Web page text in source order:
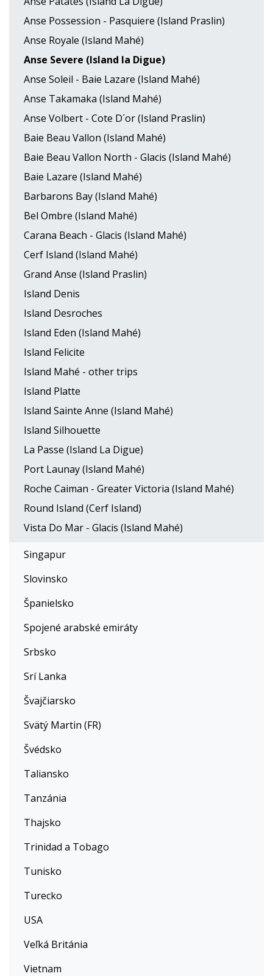
Anse Possession - Pasquiere (Island Praslin)
Anse Royale (Island Mahé)
Anse Severe (Island la Digue)
Anse Soleil - Baie Lazare (Island Mahé)
Anse Takamaka (Island Mahé)
Anse Volbert - Cote D´or (Island Praslin)
Baie Beau Vallon (Island Mahé)
Baie Beau Vallon North - Glacis (Island Mahé)
Baie Lazare (Island Mahé)
Barbarons Bay (Island Mahé)
Bel Ombre (Island Mahé)
Carana Beach - Glacis (Island Mahé)
Cerf Island (Island Mahé)
Grand Anse (Island Praslin)
Island Denis
Island Desroches
Island Eden (Island Mahé)
Island Felicite
Island Mahé - other trips
Island Platte
Island Sainte Anne (Island Mahé)
Island Silhouette
La Passe (Island La Digue)
Port Launay (Island Mahé)
Roche Caiman - Greater Victoria (Island Mahé)
Round Island (Cerf Island)
Vista Do Mar - Glacis (Island Mahé)
Singapur
Slovinsko
Španielsko
Spojené arabské emiráty
Srbsko
Srí Lanka
Švajčiarsko
Svätý Martin (FR)
Švédsko
Taliansko
Tanzánia
Thajsko
Trinidad a Tobago
Tunisko
Turecko
USA
Veľká Británia
Vietnam